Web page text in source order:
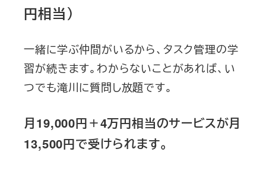
円相当）
一緒に学ぶ仲間がいるから、タスク管理の学
習が続きます。わからないことがあれば、い
つでも滝川に質問し放題です。
月19,000円＋4万円相当のサービスが月
13,500円で受けられます。